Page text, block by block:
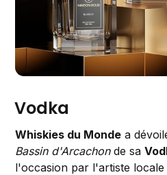
Vodka
Whiskies du Monde a
Bassin d'Arcachonde sa
l'occasion par l'artiste locale